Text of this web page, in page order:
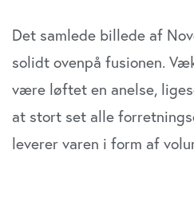
Det samlede billede af
solidt ovenpå fusionen.
være løftet en anelse,
at stort set alle
leverer varen i form af